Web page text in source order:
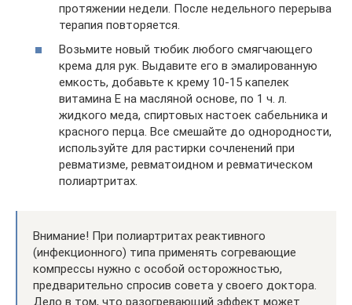
протяжении недели. После недельного перерыва
терапия повторяется.
Возьмите новый тюбик любого смягчающего
крема для рук. Выдавите его в эмалированную
емкость, добавьте к крему 10-15 капелек
витамина Е на масляной основе, по 1 ч. л.
жидкого меда, спиртовых настоек сабельника и
красного перца. Все смешайте до однородности,
используйте для растирки сочленений при
ревматизме, ревматоидном и ревматическом
полиартритах.
Внимание! При полиартритах реактивного
(инфекционного) типа применять согревающие
компрессы нужно с особой осторожностью,
предварительно спросив совета у своего доктора.
Дело в том, что разогревающий эффект может